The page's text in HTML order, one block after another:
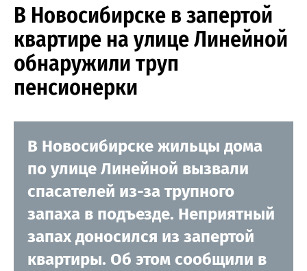
В Новосибирске в запертой
квартире на улице Линейной
обнаружили труп
пенсионерки
В Новосибирске жильцы дома
по улице Линейной вызвали
спасателей из-за трупного
запаха в подъезде. Неприятный
запах доносился из запертой
квартиры. Об этом сообщили в